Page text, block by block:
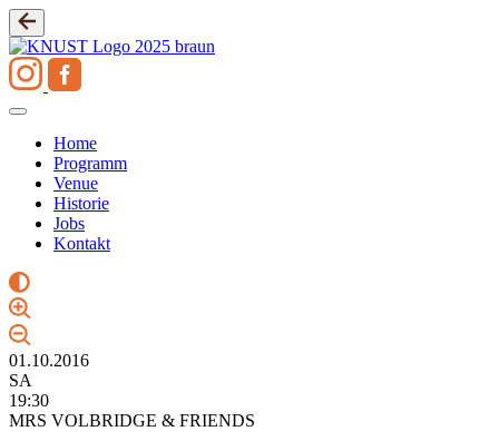
Zum
Inhalt
springen
Home
Programm
Venue
Historie
Jobs
Kontakt
01.10.2016
SA
19:30
MRS VOLBRIDGE & FRIENDS